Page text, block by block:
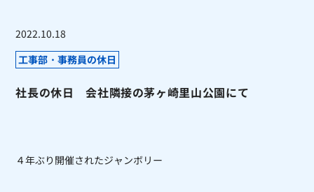
2022.10.18
工事部・事務員の休日
社長の休日 会社隣接の茅ヶ崎里山公園にて
４年ぶり開催されたジャンボリー